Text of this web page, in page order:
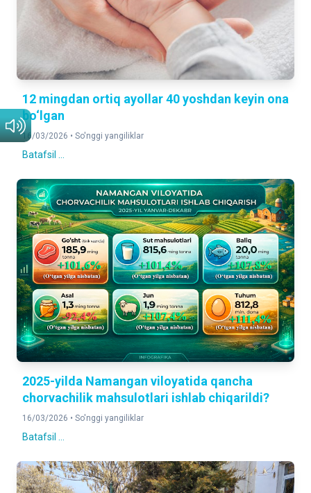
12 mingdan ortiq ayollar 40 yoshdan keyin ona
bo‘lgan
16/03/2026 • So'nggi yangiliklar
Batafsil ...
2025-yilda Namangan viloyatida qancha
chorvachilik mahsulotlari ishlab chiqarildi?
16/03/2026 • So'nggi yangiliklar
Batafsil ...